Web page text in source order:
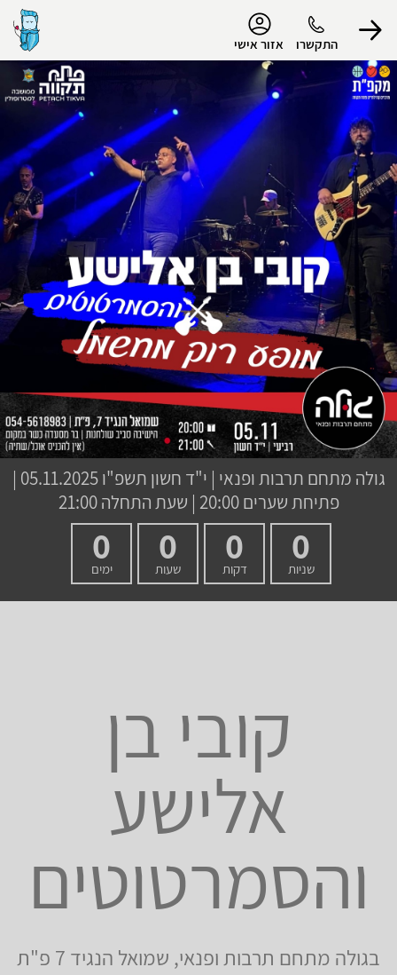
התקשרו אזור אישי
הפרופיל שלי
התנתק
גולה מתחם תרבות ופנאי | י"ד חשון תשפ"ו
05.11.2025 |
פתיחת שערים 20:00 | שעת התחלה 21:00
0
שניות
0
דקות
0
שעות
0
ימים
קובי בן
אלישע
והסמרטוטים
בגולה מתחם תרבות ופנאי, שמואל הנגיד 7 פ"ת